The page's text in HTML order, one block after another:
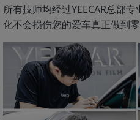
所有技师均经过YEECAR总部
化不会损伤您的爱车真正做到